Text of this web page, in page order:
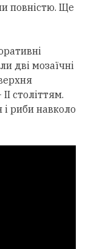
повністю. Ще
дві мозаїчні
століттям.
і риби навколо